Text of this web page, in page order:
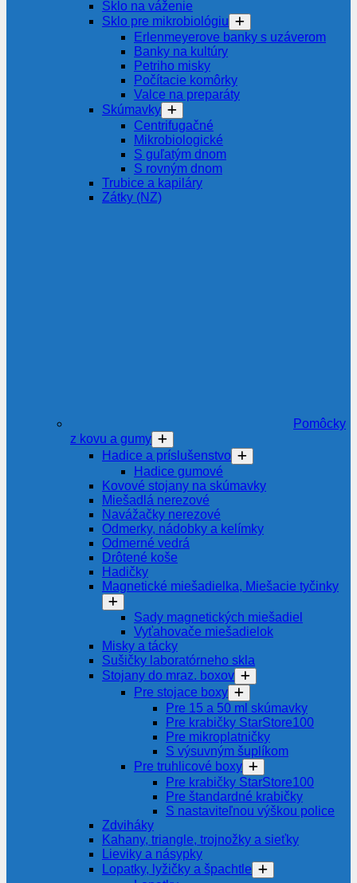
Sklo na váženie
Sklo pre mikrobiológiu
Erlenmeyerove banky s uzáverom
Banky na kultúry
Petriho misky
Počítacie komôrky
Valce na preparáty
Skúmavky
Centrifugačné
Mikrobiologické
S guľatým dnom
S rovným dnom
Trubice a kapiláry
Zátky (NZ)
Pomôcky
z kovu a gumy
Hadice a príslušenstvo
Hadice gumové
Kovové stojany na skúmavky
Miešadlá nerezové
Navážačky nerezové
Odmerky, nádobky a kelímky
Odmerné vedrá
Drôtené koše
Hadičky
Magnetické miešadielka, Miešacie tyčinky
Sady magnetických miešadiel
Vyťahovače miešadielok
Misky a tácky
Sušičky laboratórneho skla
Stojany do mraz. boxov
Pre stojace boxy
Pre 15 a 50 ml skúmavky
Pre krabičky StarStore100
Pre mikroplatničky
S výsuvným šuplíkom
Pre truhlicové boxy
Pre krabičky StarStore100
Pre štandardné krabičky
S nastaviteľnou výškou police
Zdviháky
Kahany, triangle, trojnožky a sieťky
Lieviky a násypky
Lopatky, lyžičky a špachtle